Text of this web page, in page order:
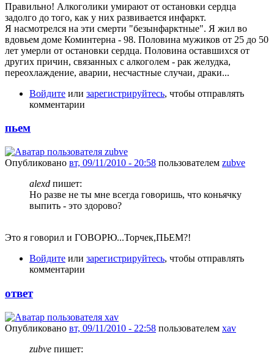
Правильно! Алкоголики умирают от остановки сердца
задолго до того, как у них развивается инфаркт.
Я насмотрелся на эти смерти "безынфарктные". Я жил во
вдовьем доме Коминтерна - 98. Половина мужиков от 25 до 50
лет умерли от остановки сердца. Половина оставшихся от
других причин, связанных с алкоголем - рак желудка,
переохлаждение, аварии, несчастные случаи, драки...
Войдите или зарегистрируйтесь, чтобы отправлять
комментарии
пьем
Опубликовано вт, 09/11/2010 - 20:58 пользователем zubve
alexd пишет:
Но разве не ты мне всегда говоришь, что коньячку
выпить - это здорово?
Это я говорил и ГОВОРЮ...Торчек,ПЬЕМ?!
Войдите или зарегистрируйтесь, чтобы отправлять
комментарии
ответ
Опубликовано вт, 09/11/2010 - 22:58 пользователем xav
zubve пишет: